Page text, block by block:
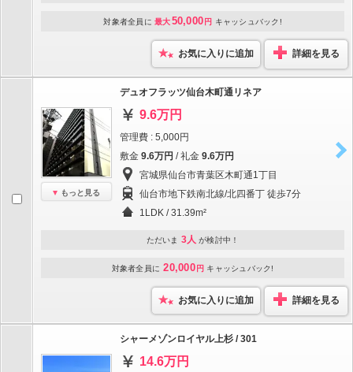
対象者全員に 最大50,000 円 キャッシュバック!
お気に入りに追加 詳細を見る
もっと見る
デュオフラッツ仙台木町通リネア
9.6万円
管理費 : 5,000円
敷金 9.6万円 / 礼金 9.6万円
宮城県仙台市青葉区木町通1丁目
仙台市地下鉄南北線/北四番丁 徒歩7分
1LDK / 31.39m²
ただいま 3人 が検討中！
対象者全員に 20,000 円 キャッシュバック!
お気に入りに追加 詳細を見る
シャーメゾンロイヤル上杉 / 301
14.6万円